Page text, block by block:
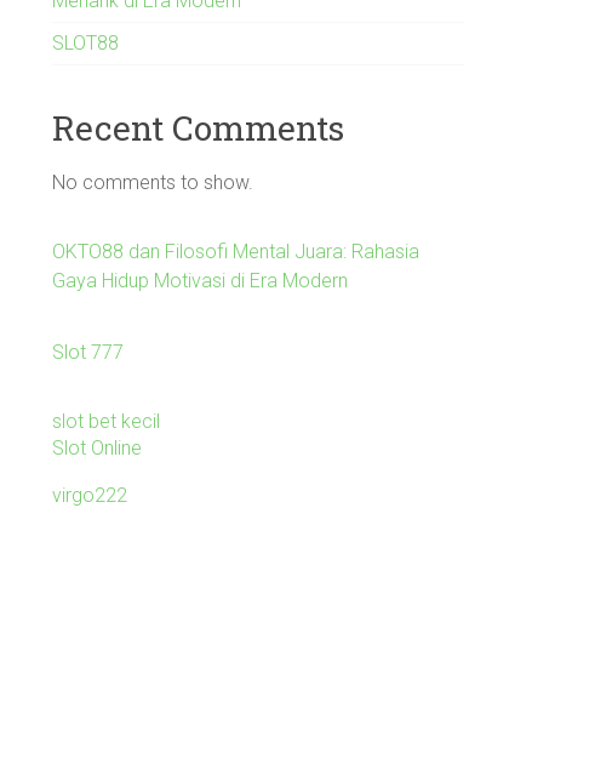
SLOT88
Recent Comments
No comments to show.
OKTO88 dan Filosofi Mental Juara: Rahasia
Gaya Hidup Motivasi di Era Modern
Slot 777
slot bet kecil
Slot Online
virgo222